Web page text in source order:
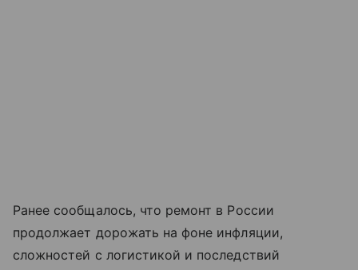
Ранее сообщалось, что ремонт в России
продолжает дорожать на фоне инфляции,
сложностей с логистикой и последствий